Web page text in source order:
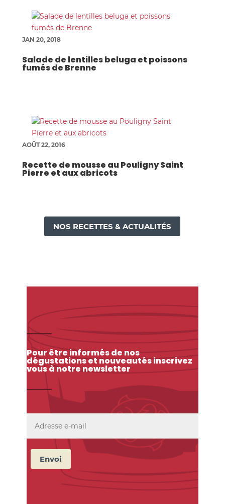
Salade de lentilles beluga et poissons
fumés de Brenne
JAN 20, 2018
Recette de mousse au Pouligny Saint
Pierre et aux abricots
AOÛT 22, 2016
NOS RECETTES & ACTUALITÉS
Pour être informés de nos
dégustations et nouveautés inscrivez
vous à notre newsletter
Envoi